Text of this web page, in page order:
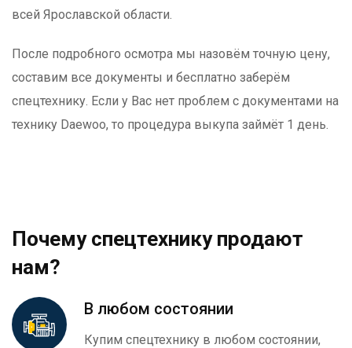
всей Ярославской области.
После подробного осмотра мы назовём точную цену,
составим все документы и бесплатно заберём
спецтехнику. Если у Вас нет проблем с документами на
технику Daewoo, то процедура выкупа займёт 1 день.
Почему спецтехнику продают
нам?
В любом состоянии
Купим спецтехнику в любом состоянии,